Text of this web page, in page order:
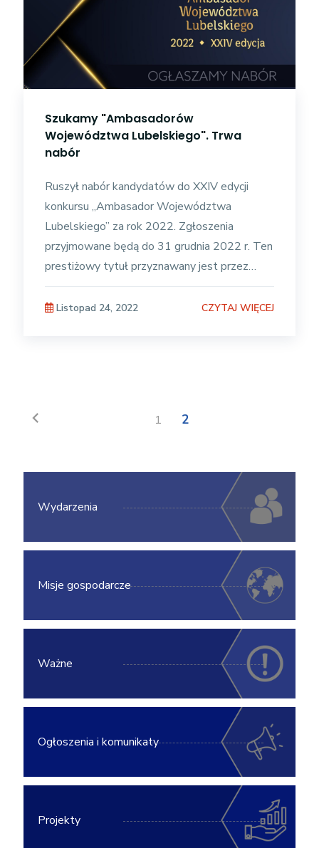
Szukamy "Ambasadorów
Województwa Lubelskiego". Trwa
nabór
Ruszył nabór kandydatów do XXIV edycji
konkursu „Ambasador Województwa
Lubelskiego” za rok 2022. Zgłoszenia
przyjmowane będą do 31 grudnia 2022 r. Ten
prestiżowy tytuł przyznawany jest przez
Województwo Lubelskie osobom,
instytucjom i
Listopad 24, 2022 CZYTAJ WIĘCEJ
chevron_left 1 2
Wydarzenia
Misje gospodarcze
Ważne
Ogłoszenia i komunikaty
Projekty